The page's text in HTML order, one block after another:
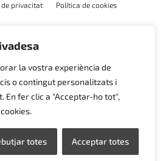
la vostra experiència de
o contingut personalitzats i
fer clic a "Acceptar-ho tot",
totes Acceptar totes
de privacitat Política de cookies